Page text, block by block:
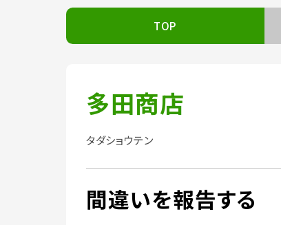
TOP
多田商店
タダショウテン
間違いを報告する